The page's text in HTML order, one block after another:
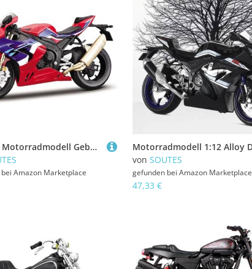
SOUTES Motorradmodell Geburtstagsgeschenk 1:12 Für H-ONDA CBR1000RR-R Motorrad-Druckgussspielzeug Dekorationsgeschenke, Legierungsmodell Miniatursammlung
Amazon Marketplace
von SOUTES
gefunden bei Amazon Marketplace
47,33 €